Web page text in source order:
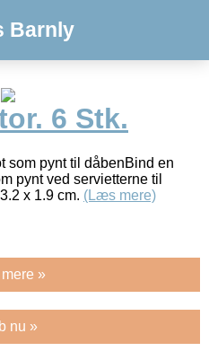
Barnly
6 Stk.
som pynt til dåbenBind en
pynt ved servietterne til
x 1.9 cm. (Læs mere)
»
nu »